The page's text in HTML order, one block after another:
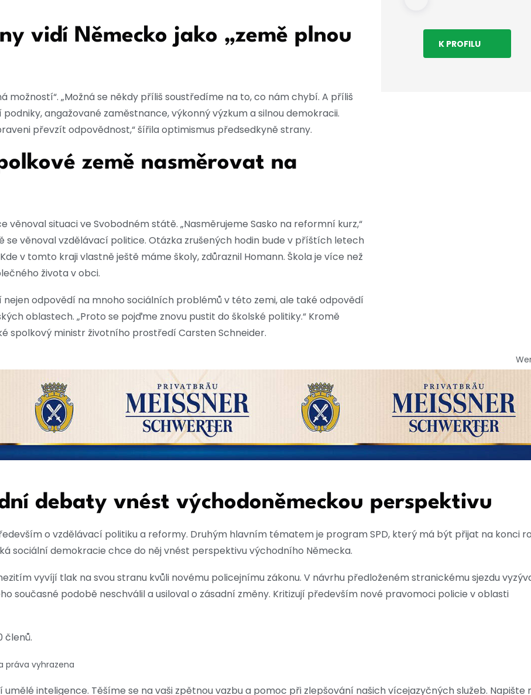
vidí Německo jako „země plnou
možností“. „Možná se někdy příliš soustředíme na to, co nám chybí. A příliš
angažované zaměstnance, výkonný výzkum a silnou demokracii.
převzít odpovědnost,“ šířila optimismus předsedkyně strany.
země nasměrovat na
věnoval situaci ve Svobodném státě. „Nasměrujeme Sasko na reformní kurz,“
se věnoval vzdělávací politice. Otázka zrušených hodin bude v příštích letech
v tomto kraji vlastně ještě máme školy, zdůraznil Homann. Škola je více než
života v obci.
nejen odpovědí na mnoho sociálních problémů v této zemi, ale také odpovědí
oblastech. „Proto se pojďme znovu pustit do školské politiky.“ Kromě
spolkový ministr životního prostředí Carsten Schneider.
K PROFILU
debaty vnést východoněmeckou perspektivu
o vzdělávací politiku a reformy. Druhým hlavním tématem je program SPD, který má být přijat na konci
sociální demokracie chce do něj vnést perspektivu východního Německa.
vyvíjí tlak na svou stranu kvůli novému policejnímu zákonu. V návrhu předloženém stranickému sjezdu
současné podobě neschválil a usiloval o zásadní změny. Kritizují především nové pravomoci policie v oblasti
členů.
práva vyhrazena
inteligence. Těšíme se na vaši zpětnou vazbu a pomoc při zlepšování našich vícejazyčných služeb. Napište